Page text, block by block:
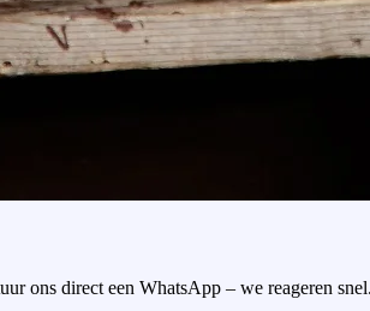
ons direct een WhatsApp – we reageren